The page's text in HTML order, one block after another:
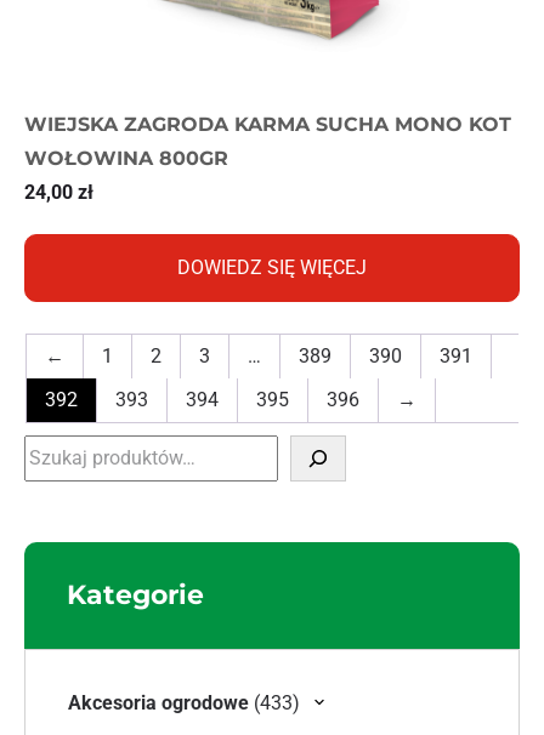
Szukaj
Kategorie
Akcesoria ogrodowe 433433 produkty
WIEJSKA ZAGRODA KARMA SUCHA MONO KOT
WOŁOWINA 800GR
24,00 zł
DOWIEDZ SIĘ WIĘCEJ
← 1 2 3 … 389 390
391
392
393 394 395 396 →